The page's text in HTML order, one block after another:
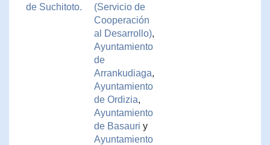
de Suchitoto.
(Servicio de
Cooperación
al Desarrollo),
Ayuntamiento
de
Arrankudiaga,
Ayuntamiento
de Ordizia,
Ayuntamiento
de Basauri y
Ayuntamiento